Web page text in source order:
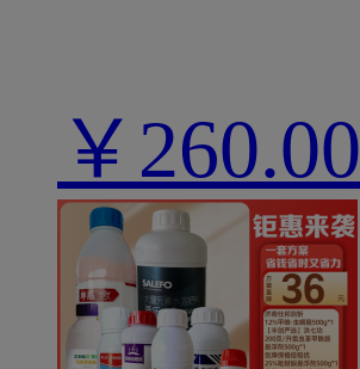
￥ 260.00